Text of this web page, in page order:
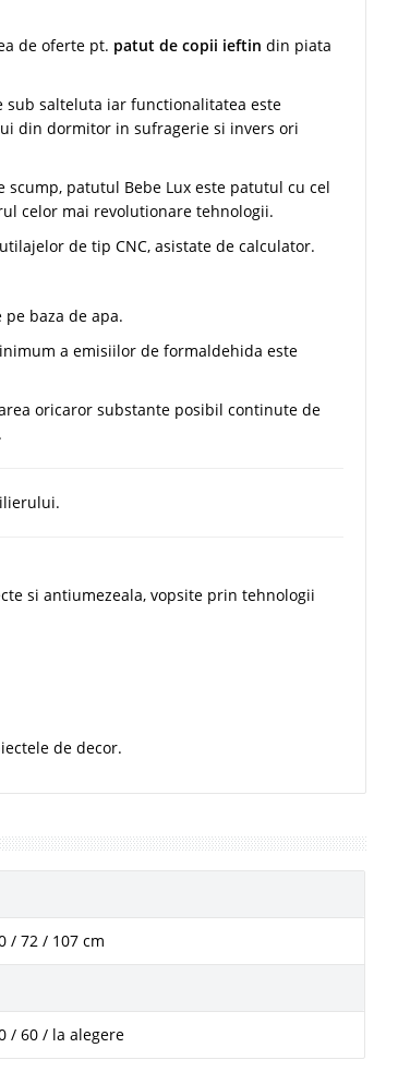
de oferte pt. patut de copii ieftin din piata
salteluta iar functionalitatea este
din dormitor in sufragerie si invers ori
patutul Bebe Lux este patutul cu cel
celor mai revolutionare tehnologii.
de tip CNC, asistate de calculator.
baza de apa.
a emisiilor de formaldehida este
oricaror substante posibil continute de
si antiumezeala, vopsite prin tehnologii
de decor.
/ 72 / 107 cm
/ 60 / la alegere